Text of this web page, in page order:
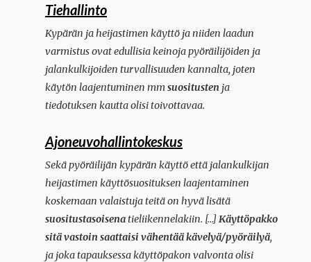
Tiehallinto
Kypärän ja heijastimen käyttö ja niiden laadun
varmistus ovat edullisia keinoja pyöräilijöiden ja
jalankulkijoiden turvallisuuden kannalta, joten
käytön laajentuminen mmsuositusten ja
tiedotuksen kautta olisi toivottavaa.
Ajoneuvohallintokeskus
Sekä pyöräilijän kypärän käyttö että jalankulkijan
heijastimen käyttösuosituksen laajentaminen
koskemaan valaistuja teitä on hyvä lisätä
suositustasoisenatieliikennelakiin. […]Käyttöpakko
sitä vastoin saattaisi vähentää kävelyä/pyöräilyä,
ja joka tapauksessa käyttöpakon valvonta olisi